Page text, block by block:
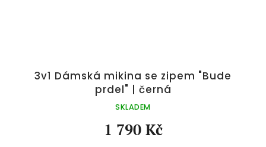
3v1 Dámská mikina se zipem "Bude
prdel" | černá
SKLADEM
1 790 Kč